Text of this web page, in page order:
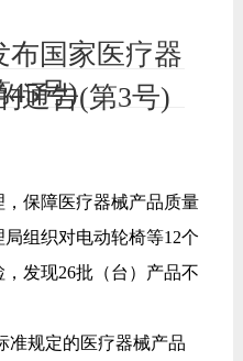
布国家医疗器
通告(第3号)
45号)
保障医疗器械产品质量
组织对电动轮椅等12个
发现26批（台）产品不
规定的医疗器械产品